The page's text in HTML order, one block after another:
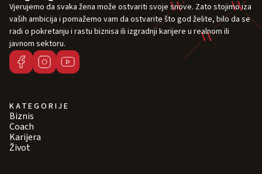
Vjerujemo da svaka žena može ostvariti svoje snove. Zato stojimo iza
vaših ambicija i pomažemo vam da ostvarite što god želite, bilo da se
radi o pokretanju i rastu biznisa ili izgradnji karijere u realnom ili
javnom sektoru.
KATEGORIJE
Biznis
Coach
Karijera
Život